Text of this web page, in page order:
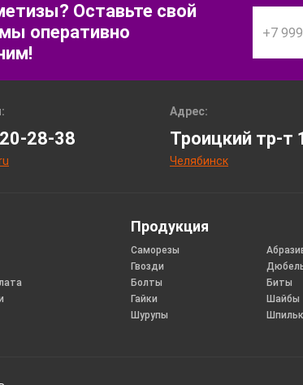
Оставьте свой
оперативно
28-38
Адрес:
Троицкий тр-т
Челябинск
Продукция
Саморезы
Гвозди
Болты
Гайки
Шурупы
Биты
Шайбы